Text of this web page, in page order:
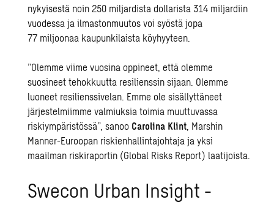
nykyisestä noin 250 miljardista dollarista 314 miljardiin
vuodessa ja ilmastonmuutos voi syöstä jopa
77 miljoonaa kaupunkilaista köyhyyteen.
”Olemme viime vuosina oppineet, että olemme
suosineet tehokkuutta resilienssin sijaan. Olemme
luoneet resilienssivelan. Emme ole sisällyttäneet
järjestelmiimme valmiuksia toimia muuttuvassa
riskiympäristössä”, sanoo Carolina Klint, Marshin
Manner-Euroopan riskienhallintajohtaja ja yksi
maailman riskiraportin (Global Risks Report) laatijoista.
Swecon Urban Insight -